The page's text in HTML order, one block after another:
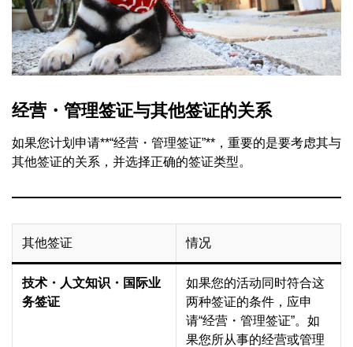
经营・管理签证与其他签证的关系
如果您计划申请**“经营・管理签证”**，重要的是要考虑其与
其他签证的关系，并选择正确的签证类型。
其他签证 情况
技术・人文知识・国际业
务签证
如果您的活动同时符合这
两种签证的条件，应申
请“经营・管理签证”。如
果您所从事的经营或管理